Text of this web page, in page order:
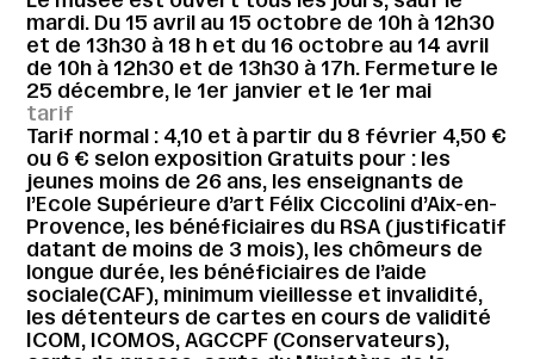
mardi. Du 15 avril au 15 octobre de 10h à 12h30
et de 13h30 à 18 h et du 16 octobre au 14 avril
de 10h à 12h30 et de 13h30 à 17h. Fermeture le
25 décembre, le 1er janvier et le 1er mai
tarif
Tarif normal : 4,10 et à partir du 8 février 4,50 €
ou 6 € selon exposition Gratuits pour : les
jeunes moins de 26 ans, les enseignants de
l’Ecole Supérieure d’art Félix Ciccolini d’Aix-en-
Provence, les bénéficiaires du RSA (justificatif
datant de moins de 3 mois), les chômeurs de
longue durée, les bénéficiaires de l’aide
sociale(CAF), minimum vieillesse et invalidité,
les détenteurs de cartes en cours de validité
ICOM, ICOMOS, AGCCPF (Conservateurs),